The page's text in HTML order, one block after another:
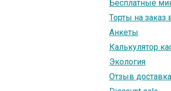
Бесплатные
Торты на заказ
Анкеты
Калькулятор
Экология
Отзыв